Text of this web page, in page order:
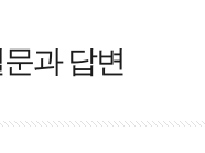
과 답변